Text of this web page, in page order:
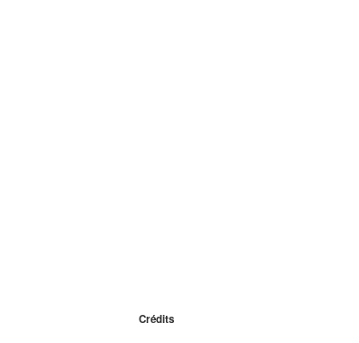
Crédits